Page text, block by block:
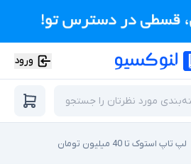
ورود
لپ تاپ استوک تا 40 میلیون تومان